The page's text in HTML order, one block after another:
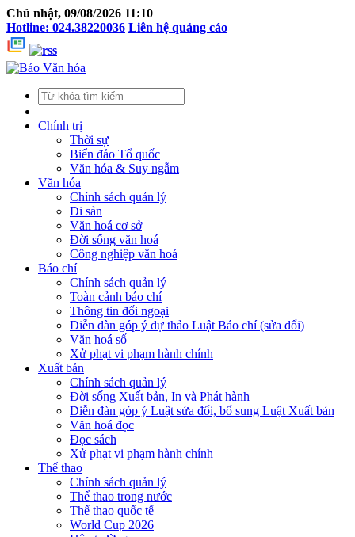
Chủ nhật, 09/08/2026 11:10
Hotline: 024.38220036 Liên hệ quảng cáo
Chính trị
Thời sự
Biển đảo Tổ quốc
Văn hóa & Suy ngẫm
Văn hóa
Chính sách quản lý
Di sản
Văn hoá cơ sở
Đời sống văn hoá
Công nghiệp văn hoá
Báo chí
Chính sách quản lý
Toàn cảnh báo chí
Thông tin đối ngoại
Diễn đàn góp ý dự thảo Luật Báo chí (sửa đổi)
Văn hoá số
Xử phạt vi phạm hành chính
Xuất bản
Chính sách quản lý
Đời sống Xuất bản, In và Phát hành
Diễn đàn góp ý Luật sửa đổi, bổ sung Luật Xuất bản
Văn hoá đọc
Đọc sách
Xử phạt vi phạm hành chính
Thể thao
Chính sách quản lý
Thể thao trong nước
Thể thao quốc tế
World Cup 2026